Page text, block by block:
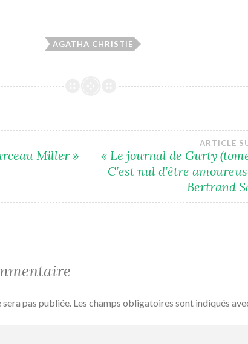
AGATHA CHRISTIE
Miller »
ARTICLE
« Le journal de Gurty
C’est nul d’être
Bertrand
pas publiée. Les champs obligatoires sont indiqués